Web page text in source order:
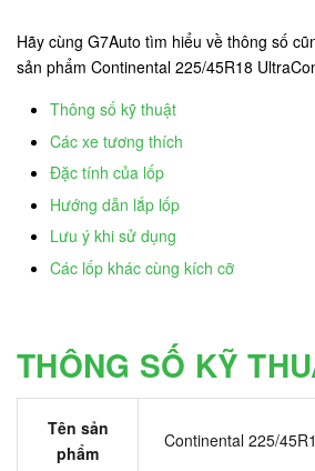
Hãy cùng G7Auto tìm hiểu về thông số
sản phẩm Continental 225/45R18
Thông số kỹ thuật
Các xe tương thích
Đặc tính của lốp
Hướng dẫn lắp lốp
Lưu ý khi sử dụng
Các lốp khác cùng kích cỡ
THÔNG SỐ KỸ
Tên sản
phẩm
Continental 225/